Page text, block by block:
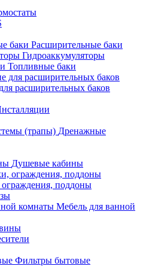
Расширительные баки
Гидроаккумуляторы
Топливные баки
расширительных баков
Дренажные
Душевые кабины
поддоны
Мебель для ванной
Фильтры бытовые